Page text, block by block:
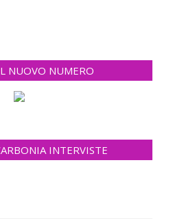
NUOVO NUMERO
INTERVISTE